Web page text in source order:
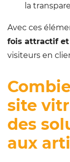
la
Avec ces
fois attractif
visiteurs en
site
des
aux